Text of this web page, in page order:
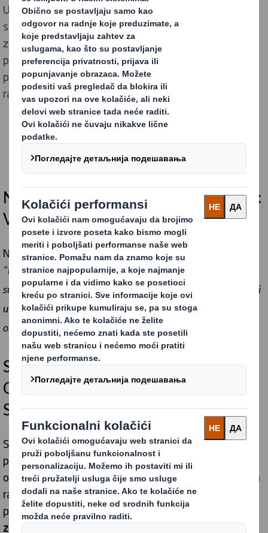
U kompaniji DS Smith, iskreno verujemo u stvaranje
sigurnog i zdravog radnog okruženja za sve naše
zaposlene. Posvećenost i timski rad naših zaposlenih
pomogli su našem pogonu u Kruševcu, Srbija, da
postigne izuzetan uspeh: 4 godine bez povreda na
radnom mestu!
Naša vizija za zdravlje i bezbednost:
Vizija nula.
Naš cilj je jednostavan, ali ambiciozan:
“Naš cilj je da obezbedimo radno okruženje i kulturu u kojoj
su zdravlje i bezbednost integralni delovi našeg poslovanja, i
u kojoj svi zaposleni aktivno teže kontinuiranoj izvrsnosti u
oblasti zdravlja i bezbednosti.”
Sigurnost na prvom mestu:
Osnovna vrednost kompanije DS
Smith
Sigurnost i dobrobit naših zaposlenih su naši najvažniji
prioriteti. Kao lideri u industriji, posvećeni smo
održavanju visokih standarda bezbednosti i zdravlja na
radu. Osim što se pridržavamo međunarodnih i lokalnih
propisa, uveli smo13 standarda za bezbednost i
zdravlje na radukako bismo osigurali da idemo daleko